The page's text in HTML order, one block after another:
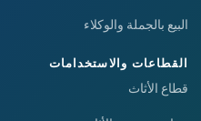
البيع بالجملة والوكلاء
القطاعات والاستخدامات
قطاع الأثاث